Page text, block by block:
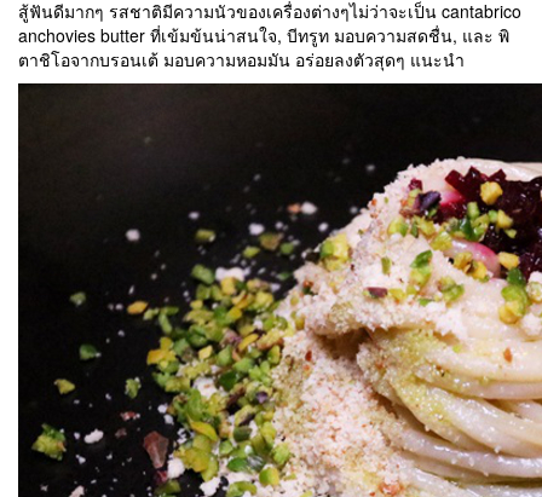
สู้ฟันดีมากๆ รสชาติมีความนัวของเครื่องต่างๆไม่ว่าจะเป็น cantabrico
anchovies butter ที่เข้มข้นน่าสนใจ, บีทรูท มอบความสดชื่น, และ พิ
ตาชิโอจากบรอนเต้ มอบความหอมมัน อร่อยลงตัวสุดๆ แนะนำ